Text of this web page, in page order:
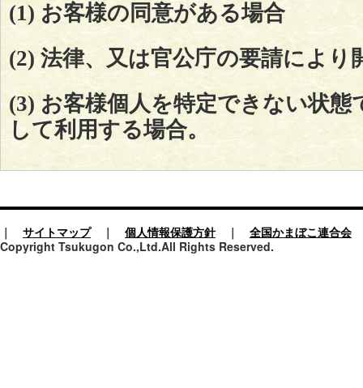
(1) お客様の同意がある場合
(2) 法律、又は官公庁の要請により
(3) お客様個人を特定できない状態
して利用する場合。
｜ サイトマップ｜ 個人情報保護方針｜ 全国かまぼこ連合会
Copyright Tsukugon Co.,Ltd.All Rights Reserved.